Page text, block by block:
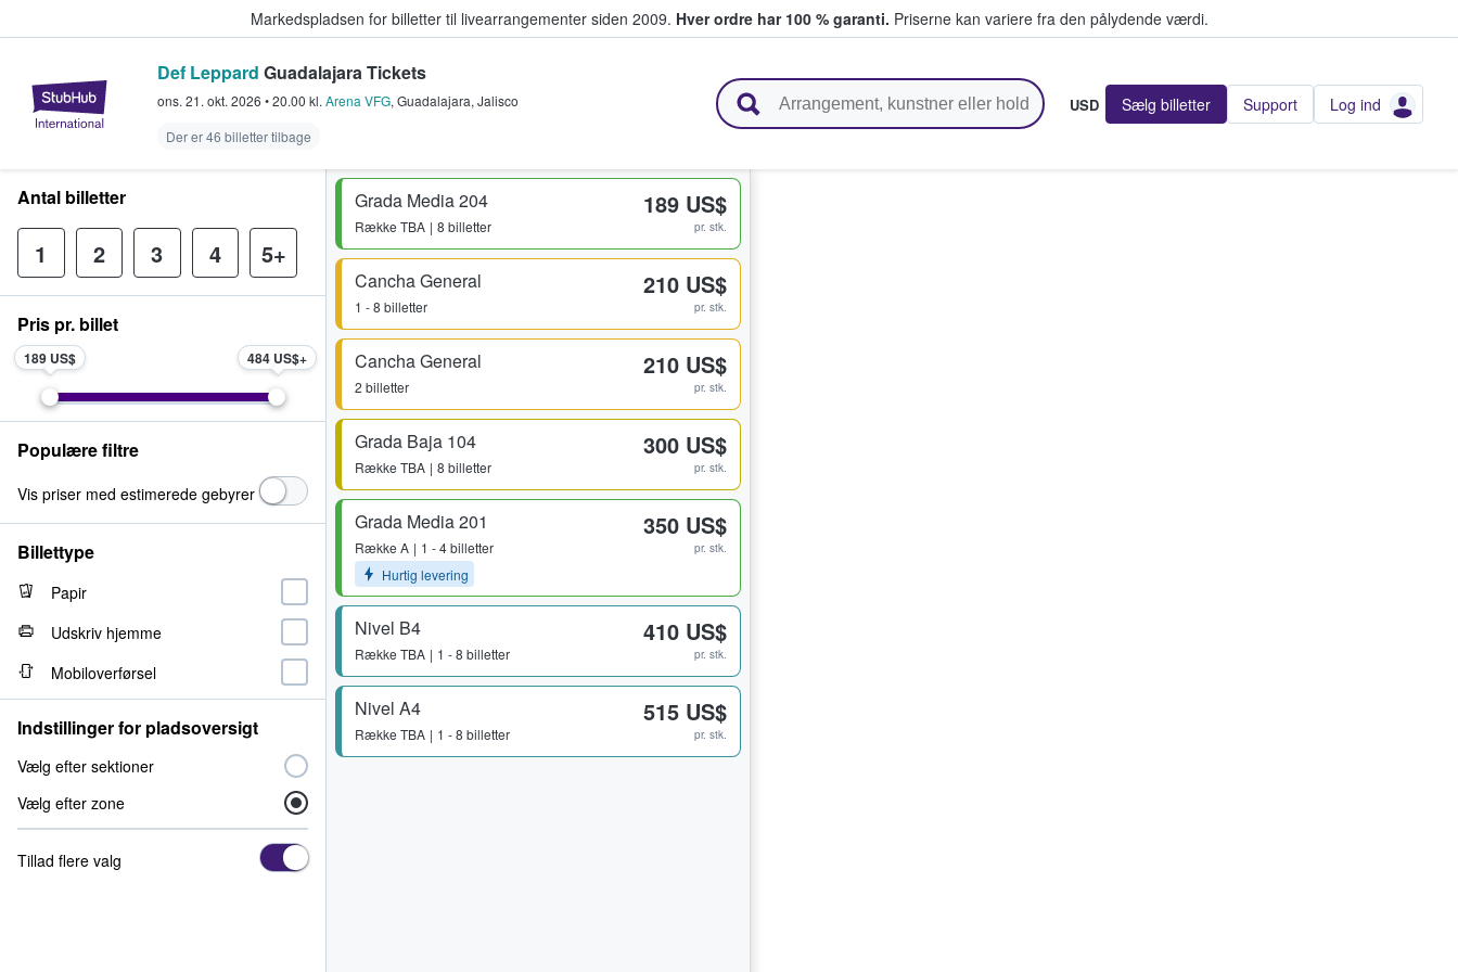
Markedspladsen for billetter til livearrangementer siden 2009. Hver ordre har 100 % garanti. Priserne kan variere fra den pålydende værdi.
StubHub - Hvor fans køber og sælger billetter
Def Leppard Guadalajara Tickets
ons. 21. okt. 2026 •20.00 kl. Arena VFG, Guadalajara, Jalisco
Der er 46 billetter tilbage
USD Sælg billetter Support Log ind
Grada Media 204
Række TBA 8 billetter
189 US$
pr. stk.
Cancha General
1 - 8 billetter
210 US$
pr. stk.
Cancha General
2 billetter
210 US$
pr. stk.
Grada Baja 104
Række TBA 8 billetter
300 US$
pr. stk.
Grada Media 201
Række A
1 - 4 billetter
Hurtig levering
350 US$
pr. stk.
Nivel B4
Række TBA 1 - 8 billetter
410 US$
pr. stk.
Nivel A4
Række TBA 1 - 8 billetter
515 US$
pr. stk.
Antal billetter
1 2 3 4 5+
Pris pr. billet
189 US$ 484 US$
Populære filtre
Vis priser med estimerede gebyrer
Billettype
Papir
Udskriv hjemme
Mobiloverførsel
Indstillinger for pladsoversigt
Vælg efter sektioner
Vælg efter zone
Tillad flere valg